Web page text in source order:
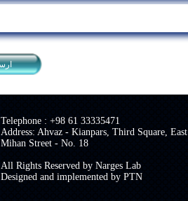
Telephone : +98 61 33335471
Address: Ahvaz - Kianpars, Third Square, East
Mihan Street - No. 18
All Rights Reserved by Narges Lab
Designed and implemented by PTN